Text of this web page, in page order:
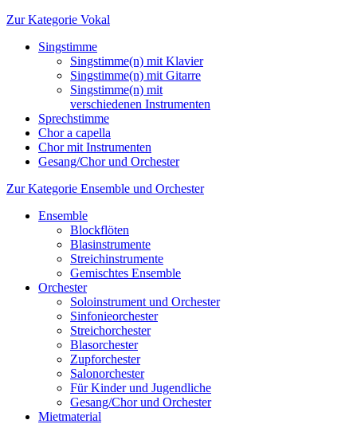
Zur Kategorie Vokal
Singstimme
Singstimme(n) mit Klavier
Singstimme(n) mit Gitarre
Singstimme(n) mit
verschiedenen Instrumenten
Sprechstimme
Chor a capella
Chor mit Instrumenten
Gesang/Chor und Orchester
Zur Kategorie Ensemble und Orchester
Ensemble
Blockflöten
Blasinstrumente
Streichinstrumente
Gemischtes Ensemble
Orchester
Soloinstrument und Orchester
Sinfonieorchester
Streichorchester
Blasorchester
Zupforchester
Salonorchester
Für Kinder und Jugendliche
Gesang/Chor und Orchester
Mietmaterial